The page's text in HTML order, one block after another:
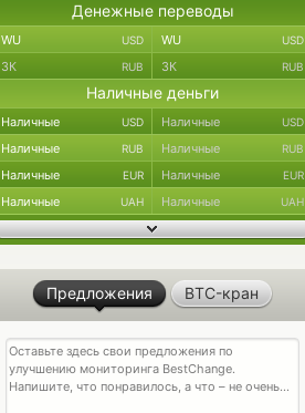
Денежные переводы
WU USD WU USD
ЗК RUB ЗК RUB
Наличные деньги
Наличные USD Наличные USD
Наличные RUB Наличные RUB
Наличные EUR Наличные EUR
Наличные UAH Наличные UAH
Предложения BTC-кран